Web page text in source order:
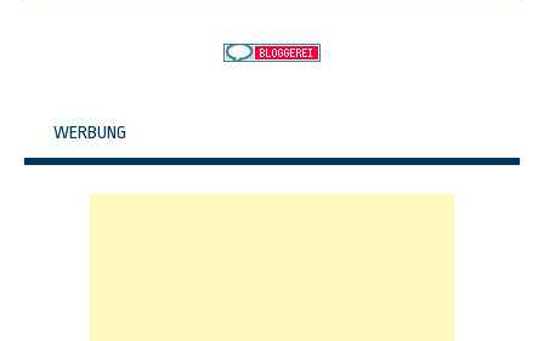
WERBUNG